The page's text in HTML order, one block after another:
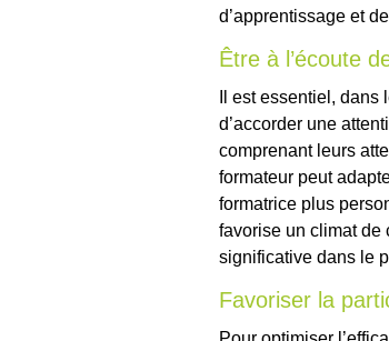
d’apprentissage et
Être à l’écoute
Il est essentiel,
d’accorder une
comprenant leurs
formateur peut
formatrice plus
favorise un climat de
significative dans le
Favoriser la